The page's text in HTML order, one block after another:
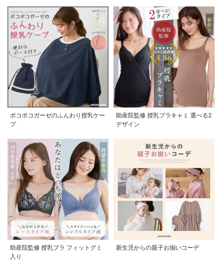
パンツ【出産後も
長く使える】
¥5,478 (税込)
ポコポコガーゼのふんわり授乳ケー
プ
助産院監修 授乳ブラキャミ 選べる2
デザイン
助産院監修 授乳ブラ フィットグミ
入り
新生児からの親子お揃いコーデ